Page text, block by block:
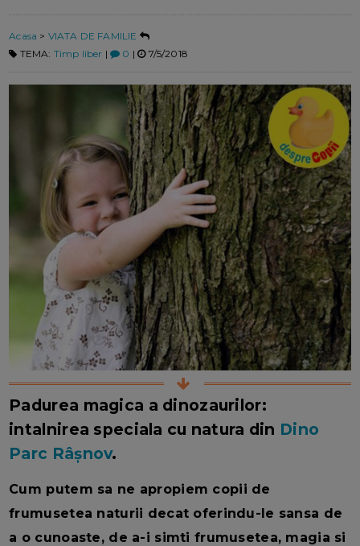
Acasa > VIATA DE FAMILIE
TEMA: Timp liber | 0 | 7/5/2018
Padurea magica a dinozaurilor:
intalnirea speciala cu natura din Dino
Parc Râșnov.
Cum putem sa ne apropiem copii de
frumusetea naturii decat oferindu-le sansa de
a o cunoaste, de a-i simti frumusetea, magia si